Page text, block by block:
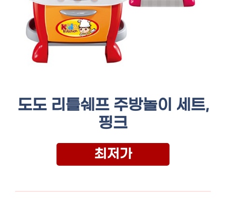
도도 리틀쉐프 주방놀이 세트,
핑크
최저가